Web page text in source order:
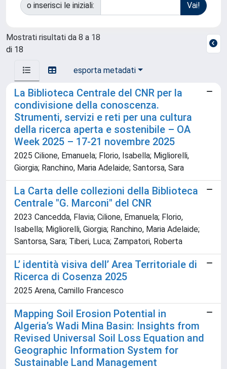
o inserisci le iniziali:
Mostrati risultati da 8 a 18
di 18
esporta metadati
La Biblioteca Centrale del CNR per la
condivisione della conoscenza.
Strumenti, servizi e reti per una cultura
della ricerca aperta e sostenibile – OA
Week 2025 – 17-21 novembre 2025
2025 Cilione, Emanuela; Florio, Isabella; Migliorelli,
Giorgia; Ranchino, Maria Adelaide; Santorsa, Sara
La Carta delle collezioni della Biblioteca
Centrale "G. Marconi" del CNR
2023 Cancedda, Flavia; Cilione, Emanuela; Florio,
Isabella; Migliorelli, Giorgia; Ranchino, Maria Adelaide;
Santorsa, Sara; Tiberi, Luca; Zampatori, Roberta
L’ identità visiva dell’ Area Territoriale di
Ricerca di Cosenza 2025
2025 Arena, Camillo Francesco
Mapping Soil Erosion Potential in
Algeria’s Wadi Mina Basin: Insights from
Revised Universal Soil Loss Equation and
Geographic Information System for
Sustainable Land Management